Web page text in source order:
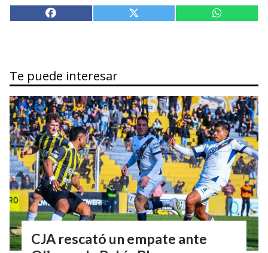
Te puede interesar
CJA rescató un empate ante